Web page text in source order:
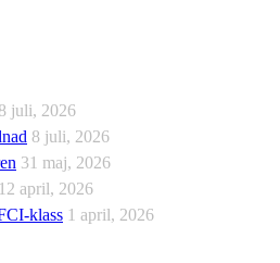
8 juli, 2026
8 juli, 2026
31 maj, 2026
12 april, 2026
klass 1 april, 2026